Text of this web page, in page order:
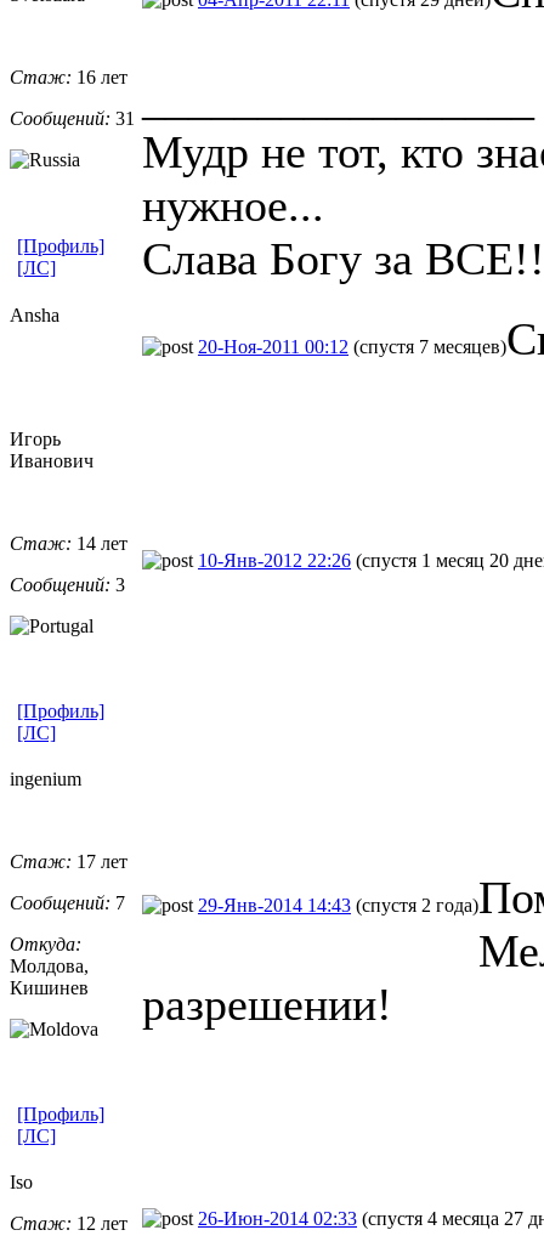
Стаж: 16 лет
Сообщений: 31
Мудр не тот, кто
нужное...
Слава Богу за
[Профиль]
[ЛС]
Ansha
20-Ноя-2011 00:12 (спустя 7 месяцев)
Игорь
Иванович
Стаж: 14 лет
Сообщений: 3
10-Янв-2012 22:26 (спустя 1 месяц 20
[Профиль]
[ЛС]
ingenium
Стаж: 17 лет
Сообщений: 7
Откуда:
Молдова,
Кишинев
29-Янв-2014 14:43 (спустя 2 года)
разрешении!
[Профиль]
[ЛС]
Iso
Стаж: 12 лет
26-Июн-2014 02:33 (спустя 4 месяца 27